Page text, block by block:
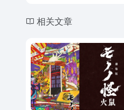
相关文章